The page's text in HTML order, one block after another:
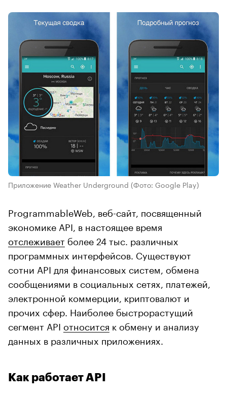
Приложение Weather Underground (Фото: Google Play)
ProgrammableWeb, веб-сайт, посвященный
экономике API, в настоящее время
отслеживает более 24 тыс. различных
программных интерфейсов. Существуют
сотни API для финансовых систем, обмена
сообщениями в социальных сетях, платежей,
электронной коммерции, криптовалют и
прочих сфер. Наиболее быстрорастущий
сегмент API относится к обмену и анализу
данных в различных приложениях.
Как работает API